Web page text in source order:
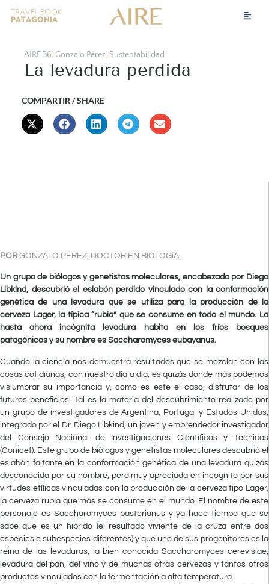
AIRE 36, Gonzalo Pérez, Sustentabilidad
La levadura perdida
COMPARTIR / SHARE
PORGONZALO PÉREZ, DOCTOR EN BIOLOGíA
Un grupo de biólogos y genetistas moleculares, encabezado por Diego
Libkind, descubrió el eslabón perdido vinculado con la conformación
genética de una levadura que se utiliza para la producción de la
cerveza Lager, la típica “rubia” que se consume en todo el mundo. La
hasta ahora incógnita levadura habita en los fríos bosques
patagónicos y su nombre es Saccharomyces eubayanus.
Cuando la ciencia nos demuestra resultados que se mezclan con las
cosas cotidianas, con nuestro día a día, es quizás donde más podemos
vislumbrar su importancia y, como es este el caso, disfrutar de los
futuros beneficios. Tal es la materia del descubrimiento realizado por
un grupo de investigadores de Argentina, Portugal y Estados Unidos,
integrado por el Dr. Diego Libkind, un joven y emprendedor investigador
del Consejo Nacional de Investigaciones Científicas y Técnicas
(Conicet). Este grupo de biólogos y genetistas moleculares descubrió el
eslabón faltante en la conformación genética de una levadura quizás
desconocida por su nombre, pero muy apreciada en incognito por sus
virtudes etílicas vinculadas con la producción de la cerveza tipo Lager,
la cerveza rubia que más se consume en el mundo. El nombre de este
personaje es Saccharomyces pastorianus y ya hace tiempo que se
sabe que es un hibrido (el resultado viviente de la cruza entre dos
especies o subespecies diferentes) y que uno de sus progenitores es la
reina de las levaduras, la bien conocida Saccharomyces cerevisiae,
levadura del pan, del vino y de muchas otras cervezas y tantos otros
productos vinculados con la fermentación a alta temperatura.